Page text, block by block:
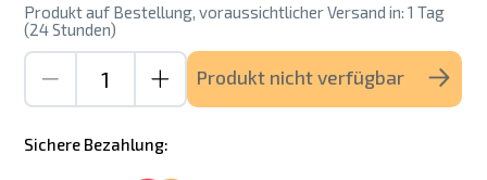
Produkt auf Bestellung, voraussichtlicher Versand in: 1 Tag
(24 Stunden)
Produkt nicht verfügbar
Sichere Bezahlung: